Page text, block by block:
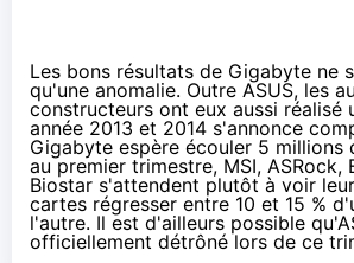
Les bons résultats de Gigabyte ne
qu'une anomalie. Outre ASUS, les
constructeurs ont eux aussi réalisé
année 2013 et 2014 s'annonce
Gigabyte espère écouler 5 millions
au premier trimestre, MSI, ASRock,
Biostar s'attendent plutôt à voir
cartes régresser entre 10 et 15 %
l'autre. Il est d'ailleurs possible
officiellement détrôné lors de ce